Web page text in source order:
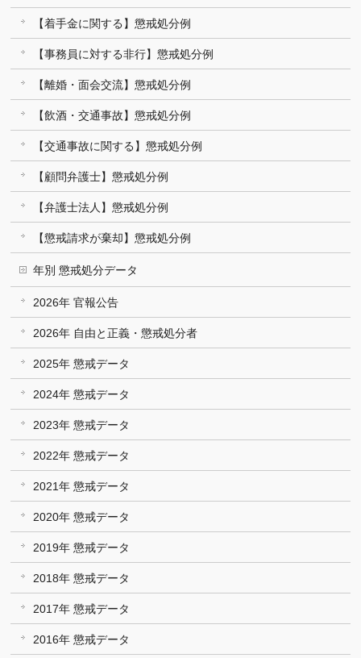
【着手金に関する】懲戒処分例
【事務員に対する非行】懲戒処分例
【離婚・面会交流】懲戒処分例
【飲酒・交通事故】懲戒処分例
【交通事故に関する】懲戒処分例
【顧問弁護士】懲戒処分例
【弁護士法人】懲戒処分例
【懲戒請求が棄却】懲戒処分例
年別 懲戒処分データ
2026年 官報公告
2026年 自由と正義・懲戒処分者
2025年 懲戒データ
2024年 懲戒データ
2023年 懲戒データ
2022年 懲戒データ
2021年 懲戒データ
2020年 懲戒データ
2019年 懲戒データ
2018年 懲戒データ
2017年 懲戒データ
2016年 懲戒データ